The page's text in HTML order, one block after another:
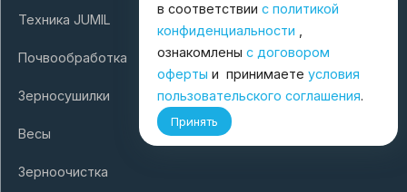
Техника JUMIL
Почвообработка
Зерносушилки
Весы
Зерноочистка
в соответствии с политикой
конфиденциальности
ознакомлены с договором
оферты и принимаете условия
пользовательского соглашения.
Принять